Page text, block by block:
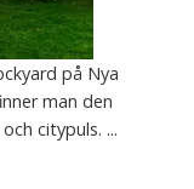
på Nya
man den
citypuls. ...